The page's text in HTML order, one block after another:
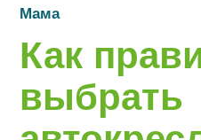
Мама
Как
выбрать